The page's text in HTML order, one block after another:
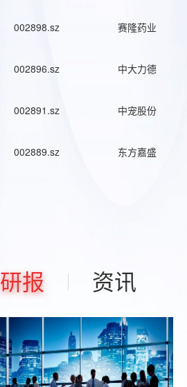
002898.sz 赛隆药业
002896.sz 中大力德
002891.sz 中宠股份
002889.sz 东方嘉盛
研报 资讯